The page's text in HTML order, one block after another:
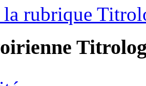
la rubrique